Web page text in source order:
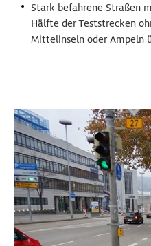
Stark befahrene Straßen
Hälfte der Teststrecken
Mittelinseln oder Ampeln